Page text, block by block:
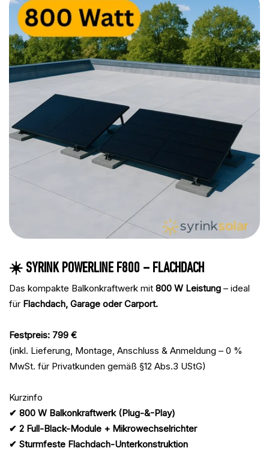
☀️ SYRINK POWERLINE F800 – FLACHDACH
Das kompakte Balkonkraftwerk mit 800 W Leistung – ideal
für Flachdach, Garage oder Carport.
Festpreis: 799 €
(inkl. Lieferung, Montage, Anschluss & Anmeldung – 0 %
MwSt. für Privatkunden gemäß §12 Abs.3 UStG)
Kurzinfo
✔ 800 W Balkonkraftwerk (Plug-&-Play)
✔ 2 Full-Black-Module + Mikrowechselrichter
✔ Sturmfeste Flachdach-Unterkonstruktion